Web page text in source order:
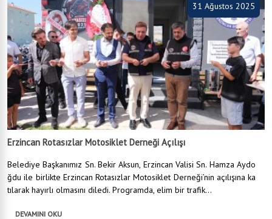
31 Ağustos 2025
Erzincan Rotasızlar Motosiklet Derneği Açılışı
Belediye Başkanımız Sn. Bekir Aksun, Erzincan Valisi Sn. Hamza Aydo
ğdu ile birlikte Erzincan Rotasızlar Motosiklet Derneği’nin açılışına ka
tılarak hayırlı olmasını diledi. Programda, elim bir trafik...
DEVAMINI OKU